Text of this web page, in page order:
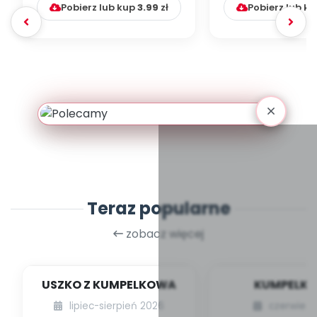
Pobierz lub kup3.99 zł Pobierz lub
Teraz popularne
zobacz więcej
USZKO Z KUMPELKOWA
lipiec-sierpień 2026